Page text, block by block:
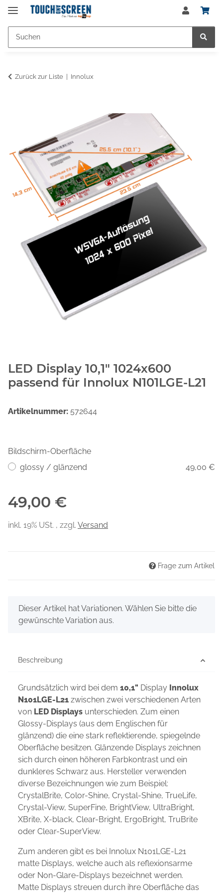
Zurück zur Liste Innolux
LED Display 10,1" 1024x600
passend für Innolux N101LGE-L21
Artikelnummer: 572644
Bildschirm-Oberfläche
glossy / glänzend
49,00 €
49,00 €
inkl. 19% USt. , zzgl. Versand
Frage zum Artikel
x
Dieser Artikel hat Variationen. Wählen Sie bitte die
gewünschte Variation aus.
Beschreibung
Grundsätzlich wird bei dem 10,1" Display Innolux
N101LGE-L21 zwischen zwei verschiedenen Arten
von LED Displays unterschieden. Zum einen
Glossy-Displays (aus dem Englischen für
glänzend) die eine stark reflektierende, spiegelnde
Oberfläche besitzen. Glänzende Displays zeichnen
sich durch einen höheren Farbkontrast und ein
dunkleres Schwarz aus. Hersteller verwenden
diverse Bezeichnungen wie zum Beispiel:
CrystalBrite, Color-Shine, Crystal-Shine, TrueLife,
Crystal-View, SuperFine, BrightView, UltraBright,
XBrite, X-black, Clear-Bright, ErgoBright, TruBrite
oder Clear-SuperView.
Zum anderen gibt es bei Innolux N101LGE-L21
matte Displays, welche auch als reflexionsarme
oder Non-Glare-Displays bezeichnet werden.
Matte Displays streuen durch ihre Oberfläche das